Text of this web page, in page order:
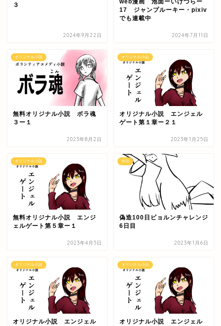
３
2024年9月22日
17 ジャンプルーキー・pixiv
でも連載中
2024年7月11日
オリジナル小説
無料オリジナル小説 ボラ魂
３ー１
2023年8月2日
オリジナル小説
オリジナル小説 エンジェル
ゲート第１章ー２１
2023年1月25日
オリジナル小説
無料オリジナル小説 エンジ
ェルゲート第５章ー１
2023年4月5日
作品
偽造100日ビョルンチャレンジ
6日目
2023年1月6日
オリジナル小説
オリジナル小説 エンジェル
オリジナル小説
オリジナル小説 エンジェル